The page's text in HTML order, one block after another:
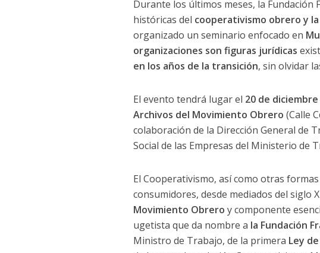
Durante los últimos meses, la Fundación
históricas del cooperativismo obrero y la
organizado un seminario enfocado en
organizaciones son figuras jurídicas
en los años de la transición, sin olvidar
El evento tendrá lugar el 20 de
Archivos del Movimiento Obrero (Calle
colaboración de la Dirección General de
Social de las Empresas del Ministerio de
El Cooperativismo, así como otras
consumidores, desde mediados del siglo
Movimiento Obrero y componente
ugetista que da nombre a la Fundación
Ministro de Trabajo, de la primera Ley